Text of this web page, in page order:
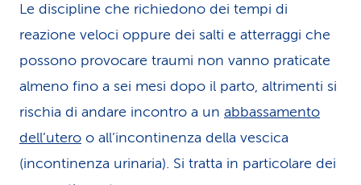
Le discipline che richiedono dei tempi di
reazione veloci oppure dei salti e atterraggi che
possono provocare traumi non vanno praticate
almeno fino a sei mesi dopo il parto, altrimenti si
rischia di andare incontro a un abbassamento
dell’utero o all’incontinenza della vescica
(incontinenza urinaria). Si tratta in particolare dei